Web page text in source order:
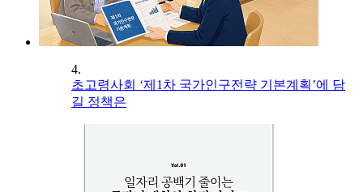
4.
초고령사회 ‘제1차 국가인구전략 기본계획’에 담
길 정책은